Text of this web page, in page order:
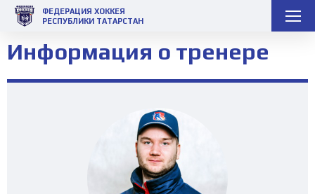
ФЕДЕРАЦИЯ ХОККЕЯ
РЕСПУБЛИКИ ТАТАРСТАН
Информация о тренере